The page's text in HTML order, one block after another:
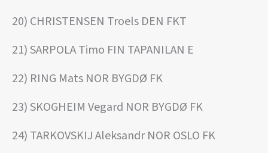
20) CHRISTENSEN Troels DEN FKT
21) SARPOLA Timo FIN TAPANILAN E
22) RING Mats NOR BYGDØ FK
23) SKOGHEIM Vegard NOR BYGDØ FK
24) TARKOVSKIJ Aleksandr NOR OSLO FK